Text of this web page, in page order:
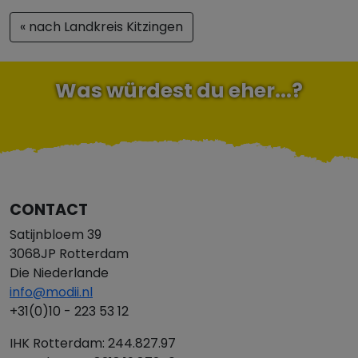
« nach Landkreis Kitzingen
Was würdest du eher...?
CONTACT
Satijnbloem 39
3068JP Rotterdam
Die Niederlande
info@modii.nl
+31(0)10 - 223 53 12
IHK Rotterdam: 244.827.97